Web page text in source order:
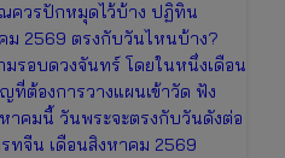
ควรปักหมุดไว้บ้าง ปฏิทิน
ม 2569 ตรงกับวันไหนบ้าง?
รอบดวงจันทร์ โดยในหนึ่งเดือน
ต้องการวางแผนเข้าวัด ฟัง
าคมนี้ วันพระจะตรงกับวันดังต่อ
ทจีน เดือนสิงหาคม 2569